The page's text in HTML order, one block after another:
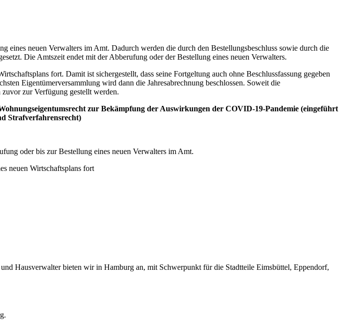
neuen Verwalters im Amt. Dadurch werden die durch den Bestellungsbeschluss sowie durch die
Die Amtszeit endet mit der Abberufung oder der Bestellung eines neuen Verwalters.
fort. Damit ist sichergestellt, dass seine Fortgeltung auch ohne Beschlussfassung gegeben
Eigentümerversammlung wird dann die Jahresabrechnung beschlossen. Soweit die
zur Verfügung gestellt werden.
zur Bekämpfung der Auswirkungen der COVID-19-Pandemie (eingeführt
Strafverfahrensrecht)
oder bis zur Bestellung eines neuen Verwalters im Amt.
neuen Wirtschaftsplans fort
Hausverwalter bieten wir in Hamburg an, mit Schwerpunkt für die Stadtteile Eimsbüttel, Eppendorf,